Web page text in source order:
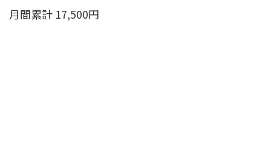
月間累計 17,500円